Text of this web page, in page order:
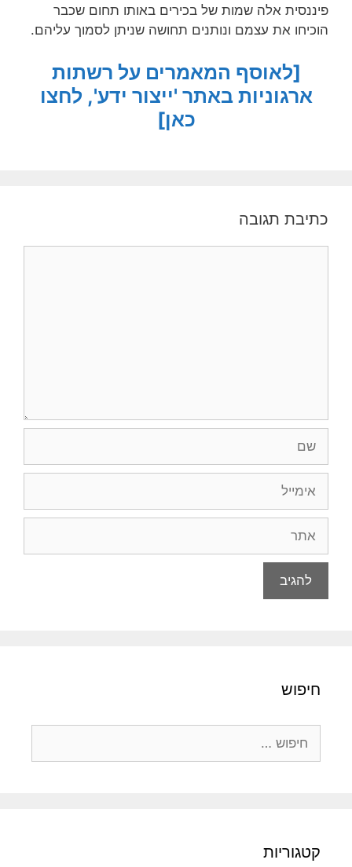
פיננסית אלה שמות של בכירים באותו תחום שכבר
הוכיחו את עצמם ונותנים תחושה שניתן לסמוך עליהם.
[לאוסף המאמרים על רשתות
ארגוניות באתר 'ייצור ידע', לחצו
כאן]
כתיבת תגובה
חיפוש
קטגוריות